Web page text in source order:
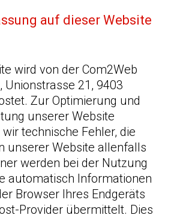
auf dieser Website
wird von der Com2Web
Unionstrasse 21, 9403
Zur Optimierung und
unserer Website
technische Fehler, die
unserer Website allenfalls
werden bei der Nutzung
automatisch Informationen
Browser Ihres Endgeräts
Provider übermittelt. Dies